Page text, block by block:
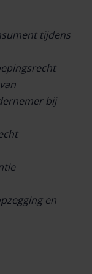
tijdens
bij
en